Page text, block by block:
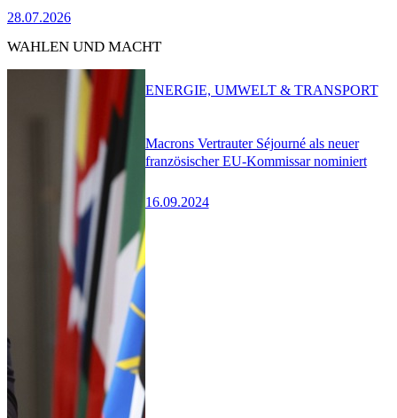
28.07.2026
WAHLEN UND MACHT
Macrons Vertrauter Séjourné als neuer
französischer EU-Kommissar nominiert
16.09.2024
ENERGIE, UMWELT & TRANSPORT